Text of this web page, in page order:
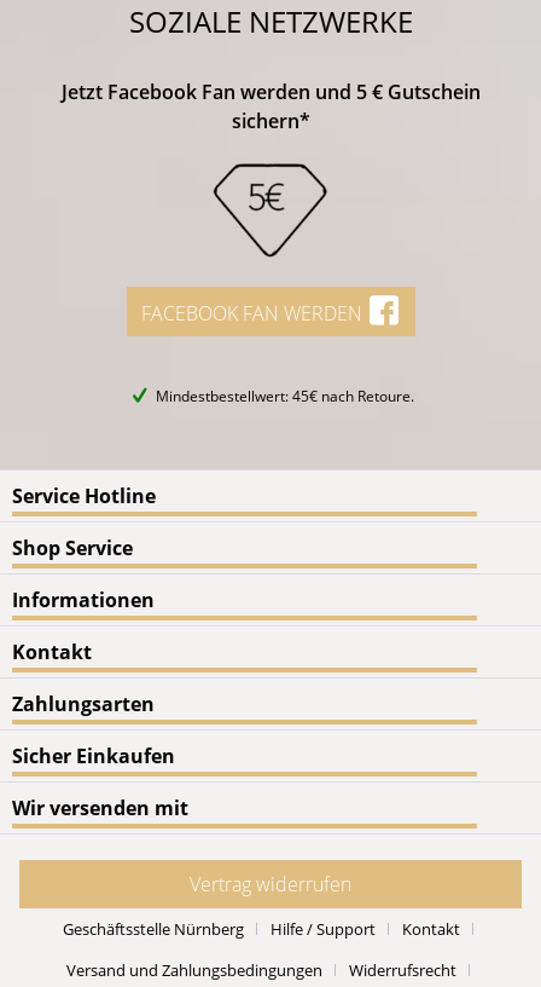
SOZIALE NETZWERKE
Jetzt Facebook Fan werden und 5 € Gutschein
sichern*
FACEBOOK FAN WERDEN
Mindestbestellwert: 45€ nach Retoure.
Service Hotline
Shop Service
Informationen
Kontakt
Zahlungsarten
Sicher Einkaufen
Wir versenden mit
Vertrag widerrufen
Geschäftsstelle Nürnberg Hilfe / Support
Kontakt
Versand und Zahlungsbedingungen
Widerrufsrecht